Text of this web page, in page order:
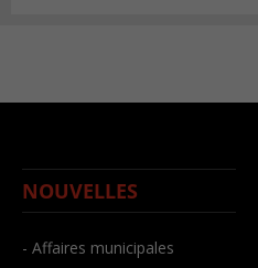
NOUVELLES
- Affaires municipales